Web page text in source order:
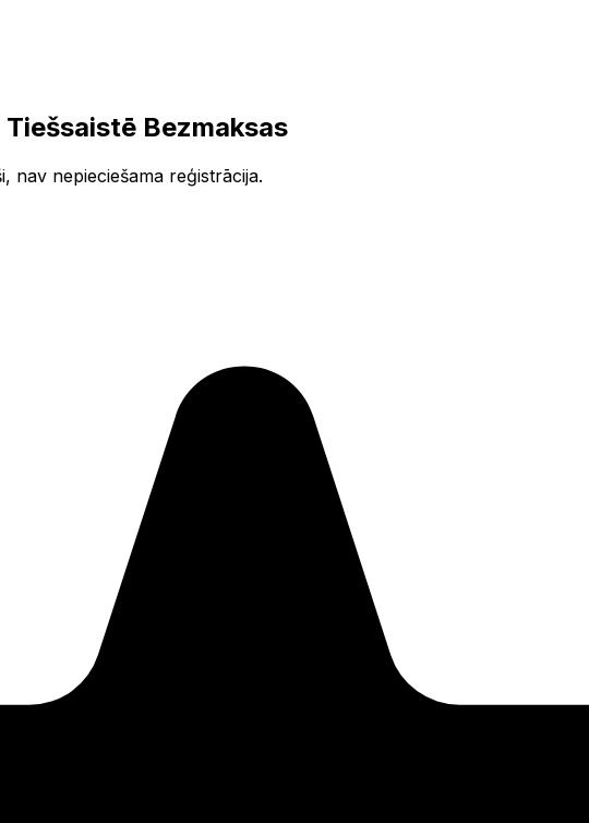
Bezmaksas
nav nepieciešama reģistrācija.